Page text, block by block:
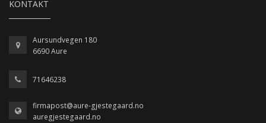
KONTAKT
Aursundvegen 180
6690 Aure
71646238
firmapost@aure-gjestegaard.no
auregjestegaard.no